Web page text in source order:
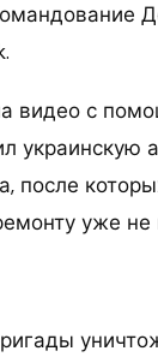
видео с
украинскую
после
уже не